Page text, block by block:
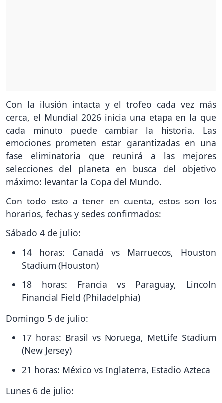
Con la ilusión intacta y el trofeo cada vez más
cerca, el Mundial 2026 inicia una etapa en la que
cada minuto puede cambiar la historia. Las
emociones prometen estar garantizadas en una
fase eliminatoria que reunirá a las mejores
selecciones del planeta en busca del objetivo
máximo: levantar la Copa del Mundo.
Con todo esto a tener en cuenta, estos son los
horarios, fechas y sedes confirmados:
Sábado 4 de julio:
14 horas: Canadá vs Marruecos, Houston
Stadium (Houston)
18 horas: Francia vs Paraguay, Lincoln
Financial Field (Philadelphia)
Domingo 5 de julio:
17 horas: Brasil vs Noruega, MetLife Stadium
(New Jersey)
21 horas: México vs Inglaterra, Estadio Azteca
Lunes 6 de julio: